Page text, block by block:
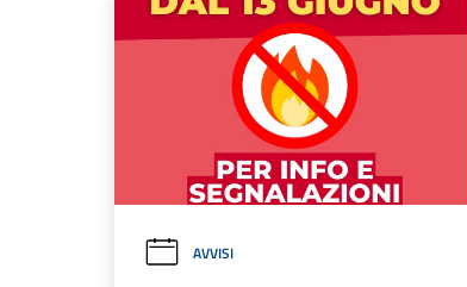
AVVISI